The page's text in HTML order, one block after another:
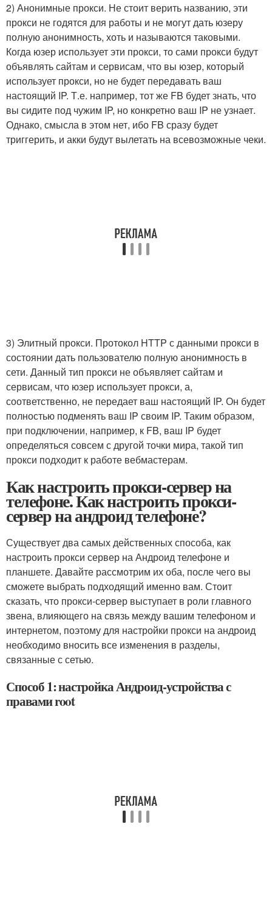
2) Анонимные прокси. Не стоит верить названию, эти
прокси не годятся для работы и не могут дать юзеру
полную анонимность, хоть и называются таковыми.
Когда юзер использует эти прокси, то сами прокси будут
объявлять сайтам и сервисам, что вы юзер, который
использует прокси, но не будет передавать ваш
настоящий IP. Т.е. например, тот же FB будет знать, что
вы сидите под чужим IP, но конкретно ваш IP не узнает.
Однако, смысла в этом нет, ибо FB сразу будет
триггерить, и акки будут вылетать на всевозможные чеки.
3) Элитный прокси. Протокол HTTP с данными прокси в
состоянии дать пользователю полную анонимность в
сети. Данный тип прокси не объявляет сайтам и
сервисам, что юзер использует прокси, а,
соответственно, не передает ваш настоящий IP. Он будет
полностью подменять ваш IP своим IP. Таким образом,
при подключении, например, к FB, ваш IP будет
определяться совсем с другой точки мира, такой тип
прокси подходит к работе вебмастерам.
Как настроить прокси-сервер на
телефоне. Как настроить прокси-
сервер на андроид телефоне?
Существует два самых действенных способа, как
настроить прокси сервер на Андроид телефоне и
планшете. Давайте рассмотрим их оба, после чего вы
сможете выбрать подходящий именно вам. Стоит
сказать, что прокси-сервер выступает в роли главного
звена, влияющего на связь между вашим телефоном и
интернетом, поэтому для настройки прокси на андроид
необходимо вносить все изменения в разделы,
связанные с сетью.
Способ 1: настройка Андроид-устройства с
правами root